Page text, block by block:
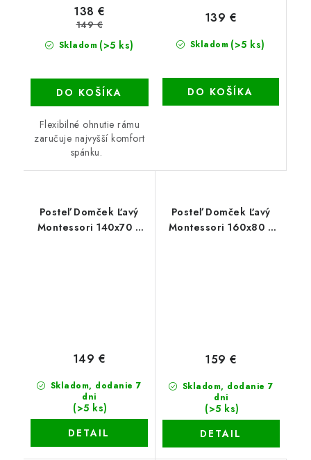
Skladom (>5 ks)
138 €
149 €
DO KOŠÍKA
Flexibilné ohnutie rámu
zaručuje najvyšší komfort
spánku.
Skladom (>5 ks)
139 €
DO KOŠÍKA
Posteľ Domček Ľavý
Montessori 140x70 +
Skladom, dodanie 7
dni
(>5 ks)
149 €
DETAIL
Posteľ Domček Ľavý
Montessori 160x80 +
Skladom, dodanie 7
dni
(>5 ks)
159 €
DETAIL